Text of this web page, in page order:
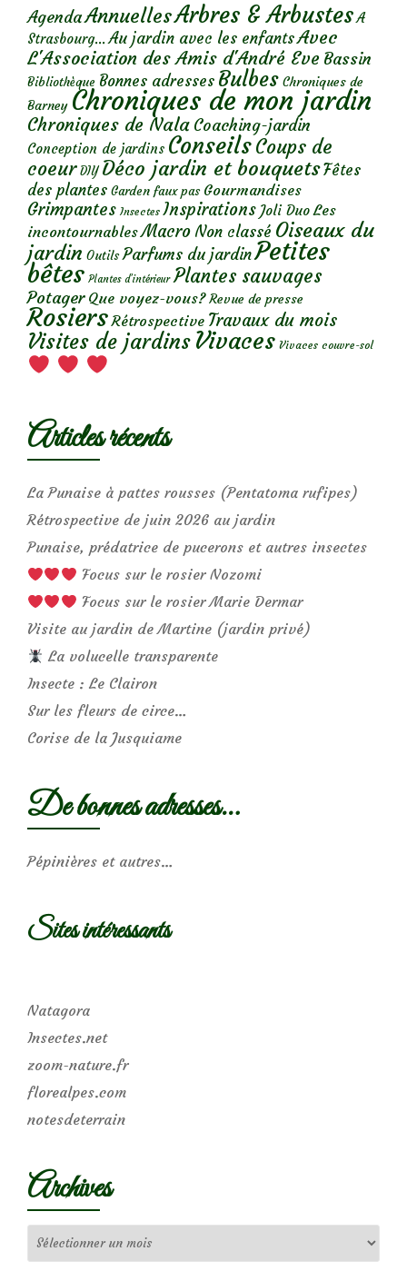
AgendaAnnuellesArbres & Arbustes A
Strasbourg... Au jardin avec les enfantsAvec
L'Association des Amis d'André Eve Bassin
Bibliothèque Bonnes adresses Bulbes Chroniques de
Barney Chroniques de mon jardin
Chroniques de Nala Coaching-jardin
Conception de jardins ConseilsCoups de
coeur DIY Déco jardin et bouquetsFêtes
des plantes Garden faux pas Gourmandises
Grimpantes Insectes Inspirations Joli Duo Les
incontournables Macro Non classé Oiseaux du
jardin Outils Parfums du jardinPetites
bêtes Plantes d’intérieur Plantes sauvages
Potager Que voyez-vous? Revue de presse
Rosiers Rétrospective Travaux du mois
Visites de jardins Vivaces Vivaces couvre-sol
Articles récents
La Punaise à pattes rousses (Pentatoma rufipes)
Rétrospective de juin 2026 au jardin
Punaise, prédatrice de pucerons et autres insectes
Focus sur le rosier Nozomi
Focus sur le rosier Marie Dermar
Visite au jardin de Martine (jardin privé)
La volucelle transparente
Insecte : Le Clairon
Sur les fleurs de circe…
Corise de la Jusquiame
De bonnes adresses…
Pépinières et autres…
Sites intéressants
Natagora
Insectes.net
zoom-nature.fr
florealpes.com
notesdeterrain
Archives